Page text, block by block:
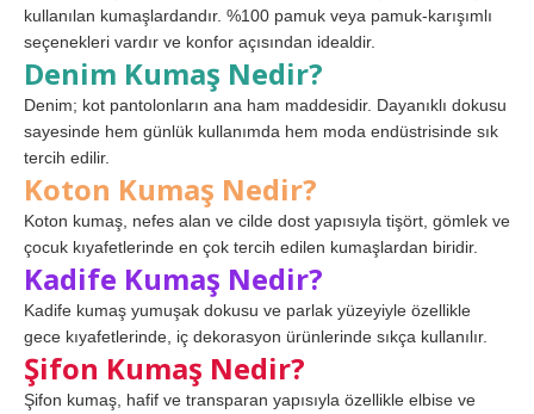
kullanılan kumaşlardandır. %100 pamuk veya pamuk-karışımlı
seçenekleri vardır ve konfor açısından idealdir.
Denim Kumaş Nedir?
Denim; kot pantolonların ana ham maddesidir. Dayanıklı dokusu
sayesinde hem günlük kullanımda hem moda endüstrisinde sık
tercih edilir.
Koton Kumaş Nedir?
Koton kumaş, nefes alan ve cilde dost yapısıyla tişört, gömlek ve
çocuk kıyafetlerinde en çok tercih edilen kumaşlardan biridir.
Kadife Kumaş Nedir?
Kadife kumaş yumuşak dokusu ve parlak yüzeyiyle özellikle
gece kıyafetlerinde, iç dekorasyon ürünlerinde sıkça kullanılır.
Şifon Kumaş Nedir?
Şifon kumaş, hafif ve transparan yapısıyla özellikle elbise ve